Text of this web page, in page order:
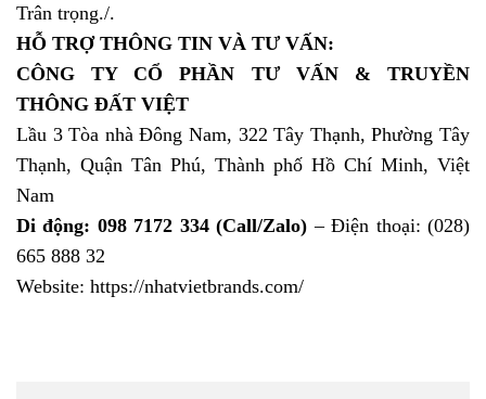
Trân trọng./.
HỖ TRỢ THÔNG TIN VÀ TƯ VẤN:
CÔNG TY CỔ PHẦN TƯ VẤN & TRUYỀN
THÔNG ĐẤT VIỆT
Lầu 3 Tòa nhà Đông Nam, 322 Tây Thạnh, Phường Tây
Thạnh, Quận Tân Phú, Thành phố Hồ Chí Minh, Việt
Nam
Di động: 098 7172 334 (Call/Zalo)– Điện thoại: (028)
665 888 32
Website: https://nhatvietbrands.com/